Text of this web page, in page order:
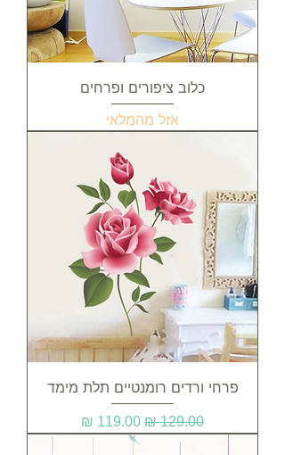
כלוב ציפורים ופרחים
אזל מהמלאי
פרחי ורדים רומנטיים תלת מימד
מחיר רגיל מחיר מבצע